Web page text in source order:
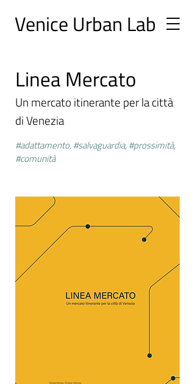
Venice Urban Lab
Linea Mercato
Un mercato itinerante per la città
di Venezia ​
#adattamento, #salvaguardia, #prossimità,
#comunità